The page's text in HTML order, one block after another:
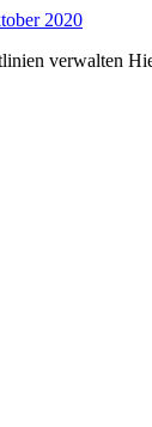
2020
verwalten